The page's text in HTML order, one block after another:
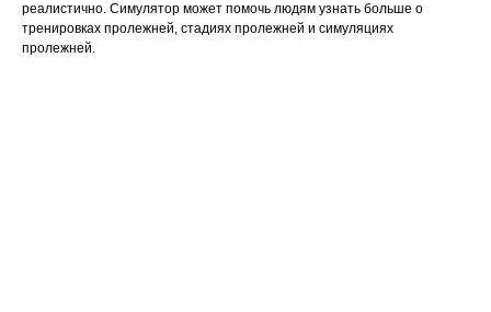
реалистично. Симулятор может помочь людям узнать больше о
тренировках пролежней, стадиях пролежней и симуляциях
пролежней.